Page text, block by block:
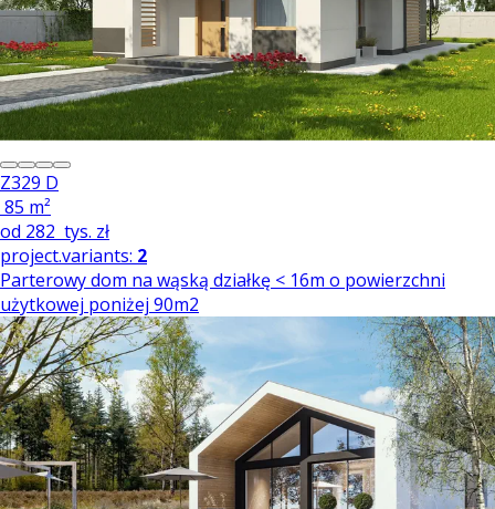
Z329 D
85 m²
od 282 tys. zł
project.variants: 2
Parterowy dom na wąską działkę < 16m o powierzchni
użytkowej poniżej 90m2